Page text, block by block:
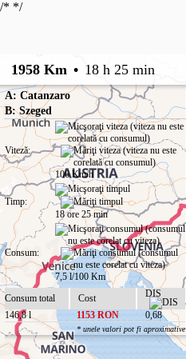
/* */
1958 Km • 18 h 25 min
A: Catanzaro
B: Szeged
Viteză:
106 Km/h
Timp:
18 ore 25 min
Consum:
7,5 l/100 Km
Consum total
Cost
DIS
146,8 l
1153 RON 0,68
* unele valori pot fi aproximative